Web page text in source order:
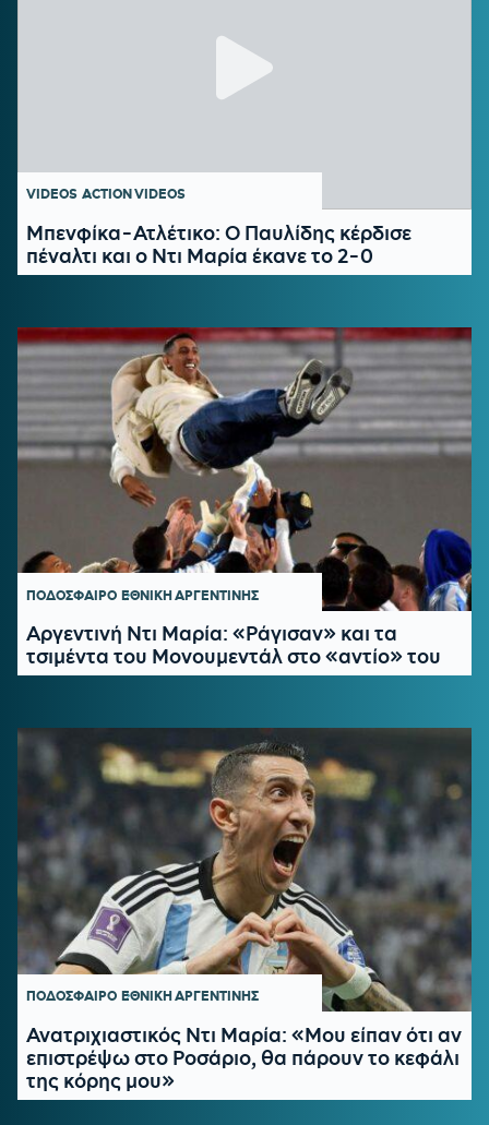
VIDEOS ACTION VIDEOS
Μπενφίκα-Ατλέτικο: Ο Παυλίδης κέρδισε
πέναλτι και ο Ντι Μαρία έκανε το 2-0
ΠΟΔΟΣΦΑΙΡΟ ΕΘΝΙΚΗ ΑΡΓΕΝΤΙΝΗΣ
Αργεντινή Ντι Μαρία: «Ράγισαν» και τα
τσιμέντα του Μονουμεντάλ στο «αντίο» του
ΠΟΔΟΣΦΑΙΡΟ ΕΘΝΙΚΗ ΑΡΓΕΝΤΙΝΗΣ
Ανατριχιαστικός Ντι Μαρία: «Μου είπαν ότι αν
επιστρέψω στο Ροσάριο, θα πάρουν το κεφάλι
της κόρης μου»